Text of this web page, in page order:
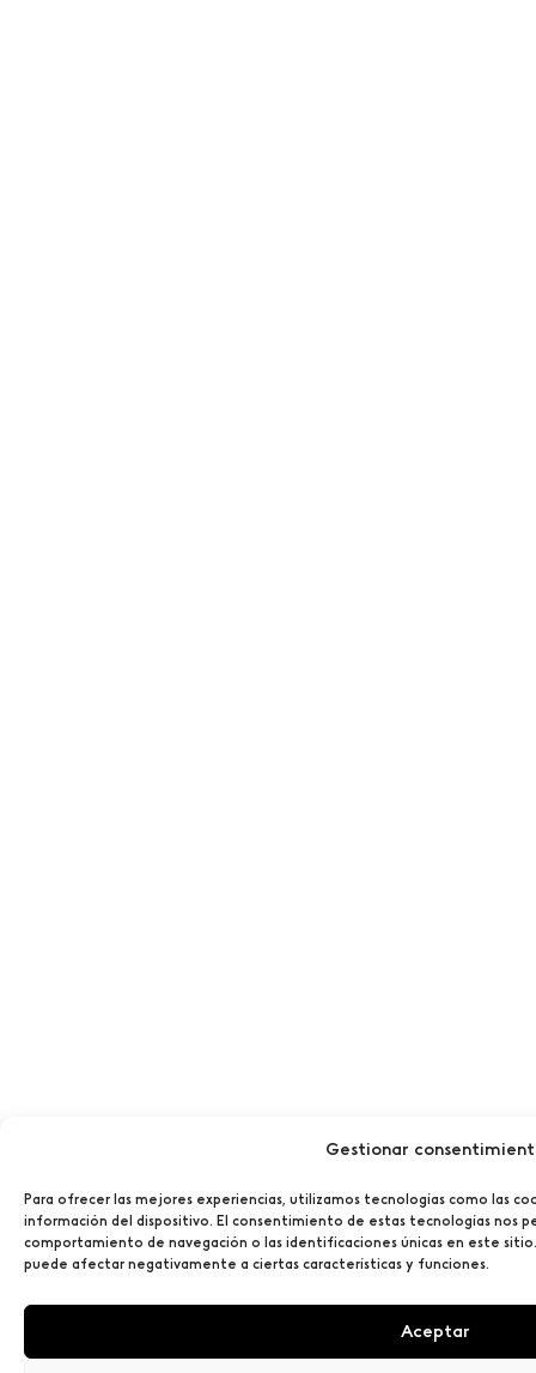
Gestionar
Para ofrecer las mejores experiencias, utilizamos tecnologías como las
información del dispositivo. El consentimiento de estas tecnologías nos
comportamiento de navegación o las identificaciones únicas en este
puede afectar negativamente a ciertas características y funciones.
Aceptar